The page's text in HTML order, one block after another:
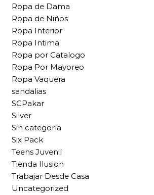
Ropa de Dama
Ropa de Niños
Ropa Interior
Ropa Intima
Ropa por Catalogo
Ropa Por Mayoreo
Ropa Vaquera
sandalias
SCPakar
Silver
Sin categoría
Six Pack
Teens Juvenil
Tienda Ilusion
Trabajar Desde Casa
Uncategorized